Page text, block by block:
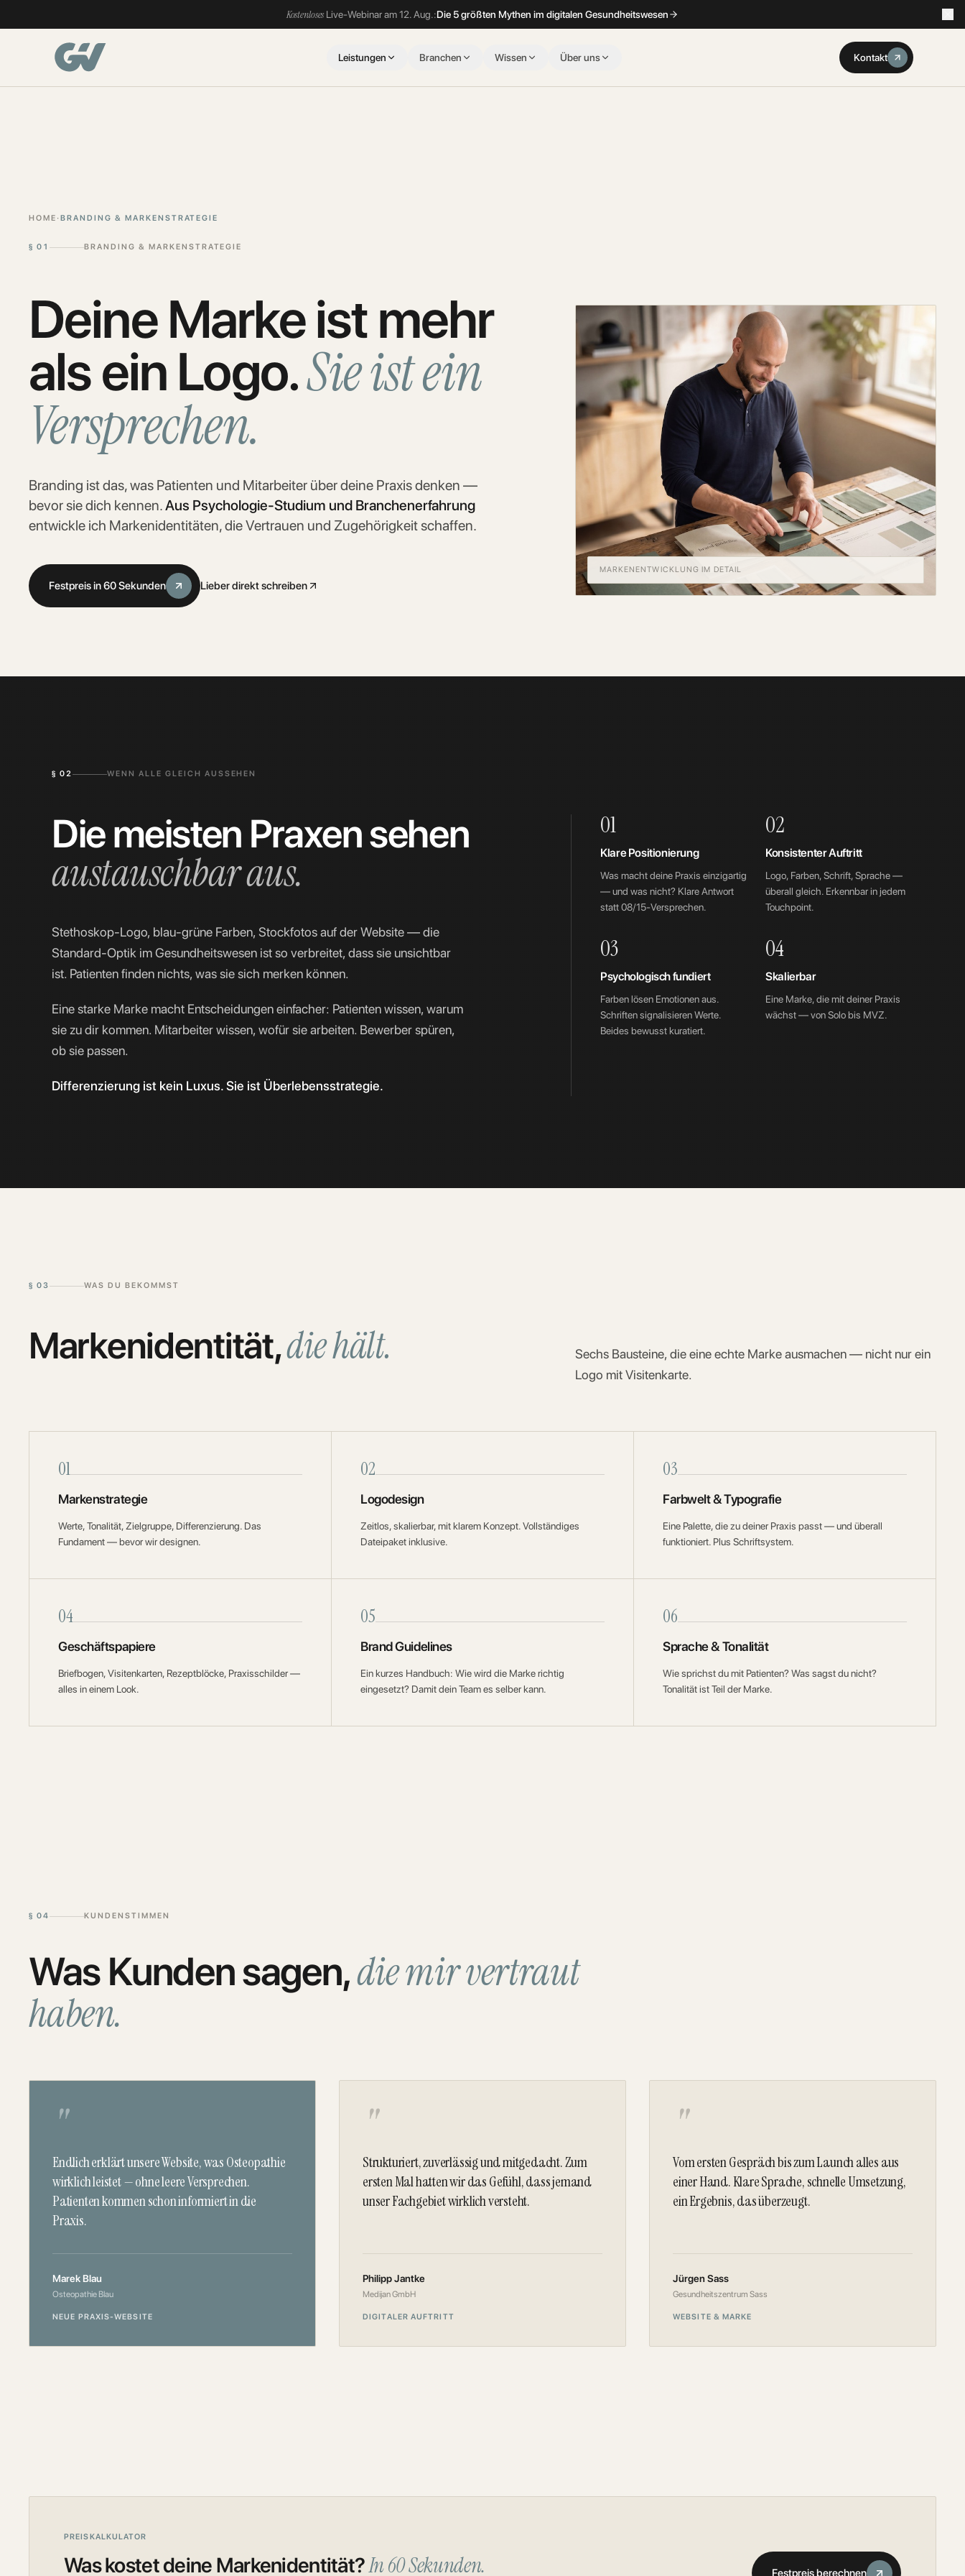
Kostenloses Live-Webinaram 12. Aug.:Die 5 größten Mythen im digitalen Gesundheitswesen
Leistungen Branchen Wissen Über uns Kontakt
HOME ·BRANDING & MARKENSTRATEGIE
§ 01 BRANDING & MARKENSTRATEGIE
Deine Marke ist mehr
als ein Logo.Sie ist ein
Versprechen.
Branding ist das, was Patienten und Mitarbeiter über deine Praxis denken —
bevor sie dich kennen.Aus Psychologie-Studium und Branchenerfahrung
entwickle ich Markenidentitäten, die Vertrauen und Zugehörigkeit schaffen.
Festpreis in 60 Sekunden Lieber direkt schreiben
MARKENENTWICKLUNG IM DETAIL
§ 02 WENN ALLE GLEICH AUSSEHEN
Die meisten Praxen sehen
austauschbar aus.
Stethoskop-Logo, blau-grüne Farben, Stockfotos auf der Website — die
Standard-Optik im Gesundheitswesen ist so verbreitet, dass sie unsichtbar
ist. Patienten finden nichts, was sie sich merken können.
Eine starke Marke macht Entscheidungen einfacher: Patienten wissen, warum
sie zu dir kommen. Mitarbeiter wissen, wofür sie arbeiten. Bewerber spüren,
ob sie passen.
Differenzierung ist kein Luxus. Sie ist Überlebensstrategie.
01
Klare Positionierung
Was macht deine Praxis einzigartig
— und was nicht? Klare Antwort
statt 08/15-Versprechen.
02
Konsistenter Auftritt
Logo, Farben, Schrift, Sprache —
überall gleich. Erkennbar in jedem
Touchpoint.
03
Psychologisch fundiert
Farben lösen Emotionen aus.
Schriften signalisieren Werte.
Beides bewusst kuratiert.
04
Skalierbar
Eine Marke, die mit deiner Praxis
wächst — von Solo bis MVZ.
§ 03 WAS DU BEKOMMST
Markenidentität,die hält.
Sechs Bausteine, die eine echte Marke ausmachen — nicht nur ein
Logo mit Visitenkarte.
01
Markenstrategie
Werte, Tonalität, Zielgruppe, Differenzierung. Das
Fundament — bevor wir designen.
02
Logodesign
Zeitlos, skalierbar, mit klarem Konzept. Vollständiges
Dateipaket inklusive.
03
Farbwelt & Typografie
Eine Palette, die zu deiner Praxis passt — und überall
funktioniert. Plus Schriftsystem.
04
Geschäftspapiere
Briefbogen, Visitenkarten, Rezeptblöcke, Praxisschilder —
alles in einem Look.
05
Brand Guidelines
Ein kurzes Handbuch: Wie wird die Marke richtig
eingesetzt? Damit dein Team es selber kann.
06
Sprache & Tonalität
Wie sprichst du mit Patienten? Was sagst du nicht?
Tonalität ist Teil der Marke.
§ 04 KUNDENSTIMMEN
Was Kunden sagen,die mir vertraut
haben.
"
Endlich erklärt unsere Website, was Osteopathie
wirklich leistet — ohne leere Versprechen.
Patienten kommen schon informiert in die
Praxis.
Marek Blau
Osteopathie Blau
NEUE PRAXIS-WEBSITE
"
Strukturiert, zuverlässig und mitgedacht. Zum
ersten Mal hatten wir das Gefühl, dass jemand
unser Fachgebiet wirklich versteht.
Philipp Jantke
Medijan GmbH
DIGITALER AUFTRITT
"
Vom ersten Gespräch bis zum Launch alles aus
einer Hand. Klare Sprache, schnelle Umsetzung,
ein Ergebnis, das überzeugt.
Jürgen Sass
Gesundheitszentrum Sass
WEBSITE & MARKE
PREISKALKULATOR
Was kostet deine Markenidentität?In 60 Sekunden. Festpreis berechnen